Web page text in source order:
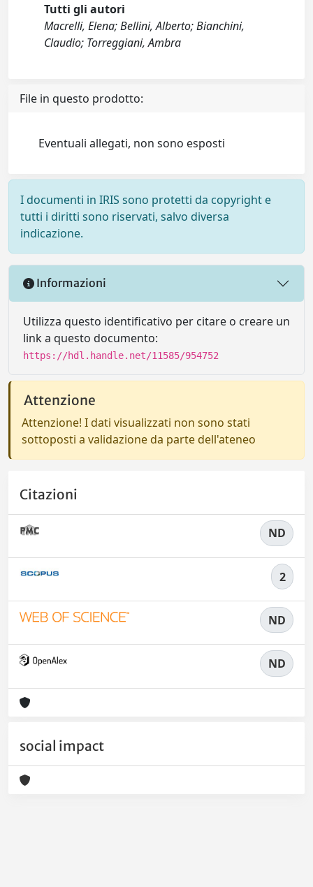
Tutti gli autori
Macrelli, Elena; Bellini, Alberto; Bianchini,
Claudio; Torreggiani, Ambra
File in questo prodotto:
Eventuali allegati, non sono esposti
I documenti in IRIS sono protetti da copyright e
tutti i diritti sono riservati, salvo diversa
indicazione.
Informazioni
Utilizza questo identificativo per citare o creare un
link a questo documento:
https://hdl.handle.net/11585/954752
Attenzione
Attenzione! I dati visualizzati non sono stati
sottoposti a validazione da parte dell'ateneo
Citazioni
ND
2
ND
ND
social impact